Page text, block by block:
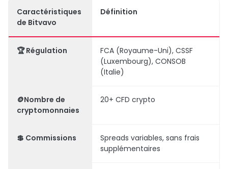
Caractéristiques
de Bitvavo
Définition
🏆 Régulation
FCA (Royaume-Uni), CSSF
(Luxembourg), CONSOB
(Italie)
🪙Nombre de
cryptomonnaies
20+ CFD crypto
💲 Commissions
Spreads variables, sans frais
supplémentaires